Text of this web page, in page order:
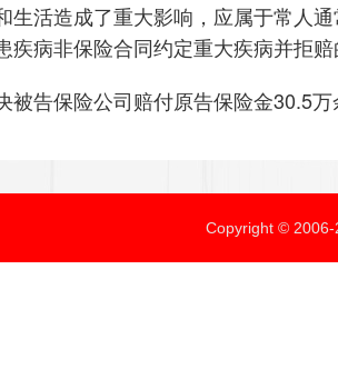
生活造成了重大影响，应属于常人
疾病非保险合同约定重大疾病并拒
被告保险公司赔付原告保险金30.5
Copyright ©